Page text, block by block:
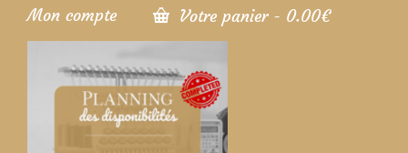
Mon compte Votre panier - 0.00€